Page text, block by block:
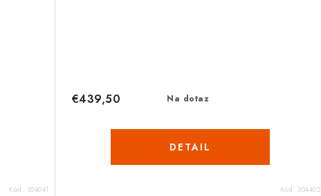
Kód: 304041
Na dotaz
€439,50
DETAIL
Kód: 304402